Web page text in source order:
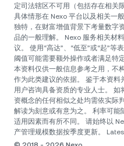
定司法辖区不可用（包括存在相关
具体情形在 Nexo 平台以及相关一
独特，在财富增值背景下考量数字
品的一般理解。 Nexo 服务相关材
议。 使用“高达”、“低至”或“起”等
阈值可能需要额外操作或者满足特
本资料仅供一般信息参考之用，不
作为此类建议的依据。 鉴于本资
用户咨询具备资质的专业人士。
资概念的任何相似之处均需依实际
解读为刻意或有意为之。 利率可
适用因素而有所不同。 请始终以
产管理规模数据按季度更新。